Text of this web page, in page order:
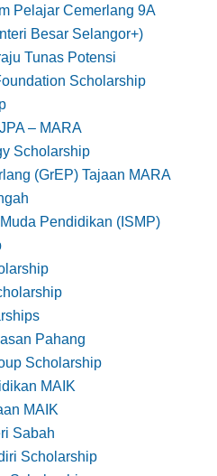
Pelajar Cemerlang 9A
Besar Selangor+)
Tunas Potensi
Scholarship
– MARA
Scholarship
(GrEP) Tajaan MARA
Pendidikan (ISMP)
Pahang
Scholarship
MAIK
MAIK
Sabah
Scholarship